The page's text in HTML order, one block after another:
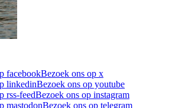
facebookBezoek ons op x
linkedinBezoek ons op youtube
rss-feedBezoek ons op instagram
mastodonBezoek ons op telegram